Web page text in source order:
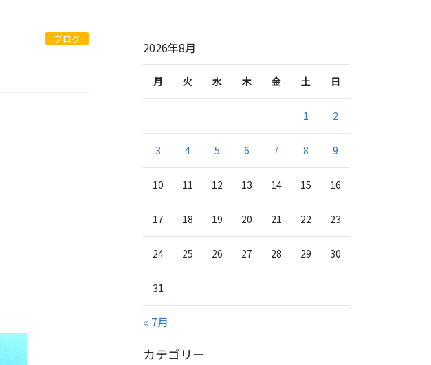
ブログ
2026年8月
月 火 水 木 金 土 日
1 2
3 4 5 6 7 8 9
10 11 12 13 14 15 16
17 18 19 20 21 22 23
24 25 26 27 28 29 30
31
« 7月
カテゴリー